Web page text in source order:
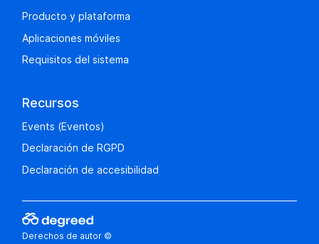
Producto y plataforma
Aplicaciones móviles
Requisitos del sistema
Recursos
Events (Eventos)
Declaración de RGPD
Declaración de accesibilidad
Derechos de autor ©